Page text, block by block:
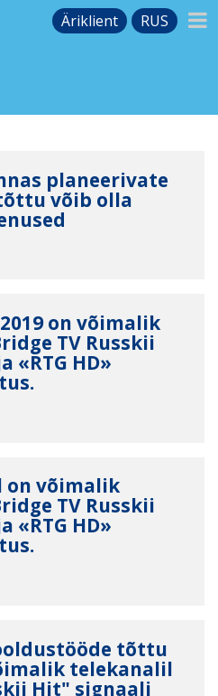
Äriklient RUS
planeerivate
võib olla
on võimalik
TV Russkii
«RTG HD»
on võimalik
TV Russkii
«RTG HD»
tõttu
telekanalil
Hit" signaali